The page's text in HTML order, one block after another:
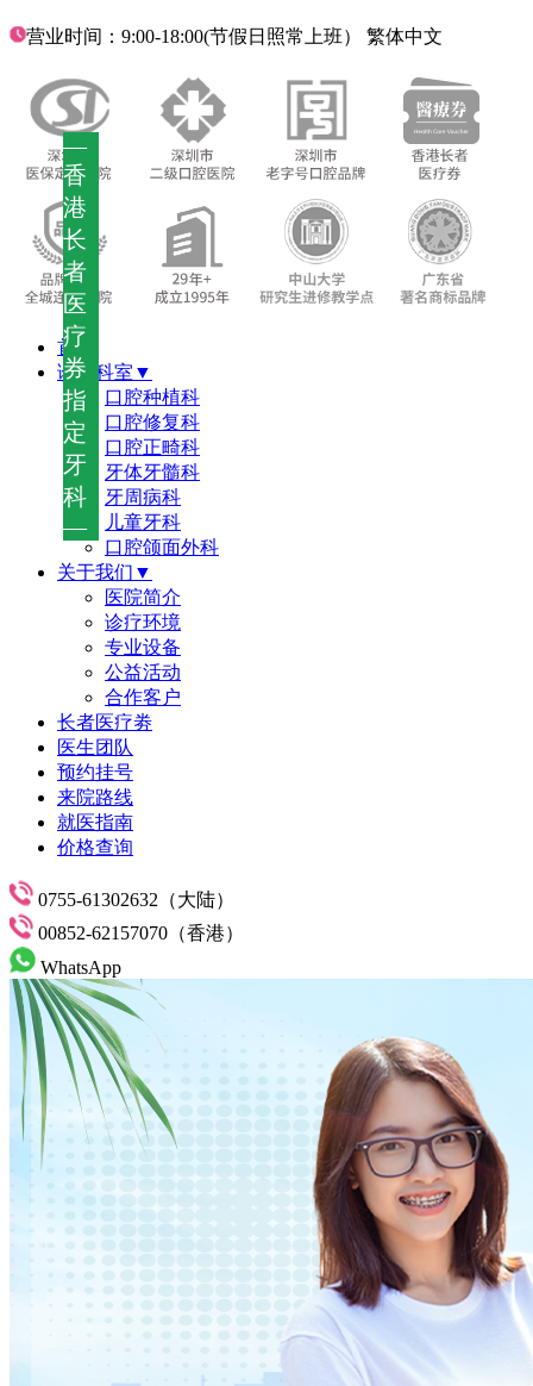
—
香
港
长
者
医
疗
券
指
定
牙
科
—
营业时间：9:00-18:00(节假日照常上班） 繁体中文
首页
诊疗科室▼
口腔种植科
口腔修复科
口腔正畸科
牙体牙髓科
牙周病科
儿童牙科
口腔颌面外科
关于我们▼
医院简介
诊疗环境
专业设备
公益活动
合作客户
长者医疗劵
医生团队
预约挂号
来院路线
就医指南
价格查询
0755-61302632（大陆）
00852-62157070（香港）
WhatsApp